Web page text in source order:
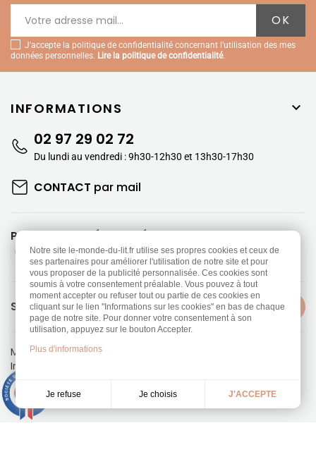
J'accepte la politique de confidentialité concernant l'utilisation des mes
données personnelles. Lire la politique de confidentialité.
INFORMATIONS 
02 97 29 02 72
Du lundi au vendredi : 9h30-12h30 et 13h30-17h30
CONTACT par mail
PAIEMENTS SÉCURISÉS
SUIVEZ-NOUS
Mentions légales-
Information sur les Cookies
RéalisationDream me up
Notre site le-monde-du-lit.fr utilise ses propres cookies et ceux de
ses partenaires pour améliorer l'utilisation de notre site et pour
vous proposer de la publicité personnalisée. Ces cookies sont
soumis à votre consentement préalable. Vous pouvez à tout
moment accepter ou refuser tout ou partie de ces cookies en
cliquant sur le lien "Informations sur les cookies" en bas de chaque
page de notre site. Pour donner votre consentement à son
utilisation, appuyez sur le bouton Accepter.
Plus d'informations
Je refuse Je choisis J'ACCEPTE